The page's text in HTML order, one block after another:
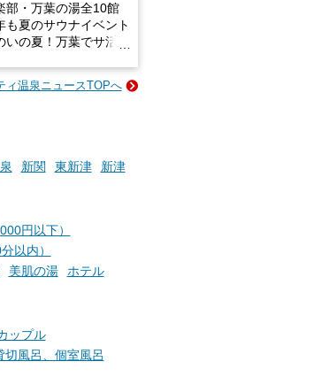
部・万葉の湯全10館
も夏のサウナイベント
いの夏！万葉でサ活2
月1日（土）～8月31
めることで、オリジナ
や無料券などの特典と
各館ではアロマロウリ
フグースなど、サウナ
たまらない多彩なイベ
定されています。ぜひ
万葉倶楽部株式会社
ィ温泉ニュースTOPへ
新関 東新津 新津
円以下）
以内）
美肌の湯 ホテル
ップル
切風呂、個室風呂